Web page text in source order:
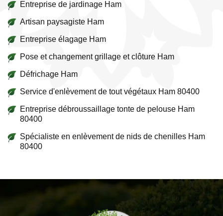
Entreprise de jardinage Ham
Artisan paysagiste Ham
Entreprise élagage Ham
Pose et changement grillage et clôture Ham
Défrichage Ham
Service d'enlèvement de tout végétaux Ham 80400
Entreprise débroussaillage tonte de pelouse Ham
80400
Spécialiste en enlèvement de nids de chenilles Ham
80400